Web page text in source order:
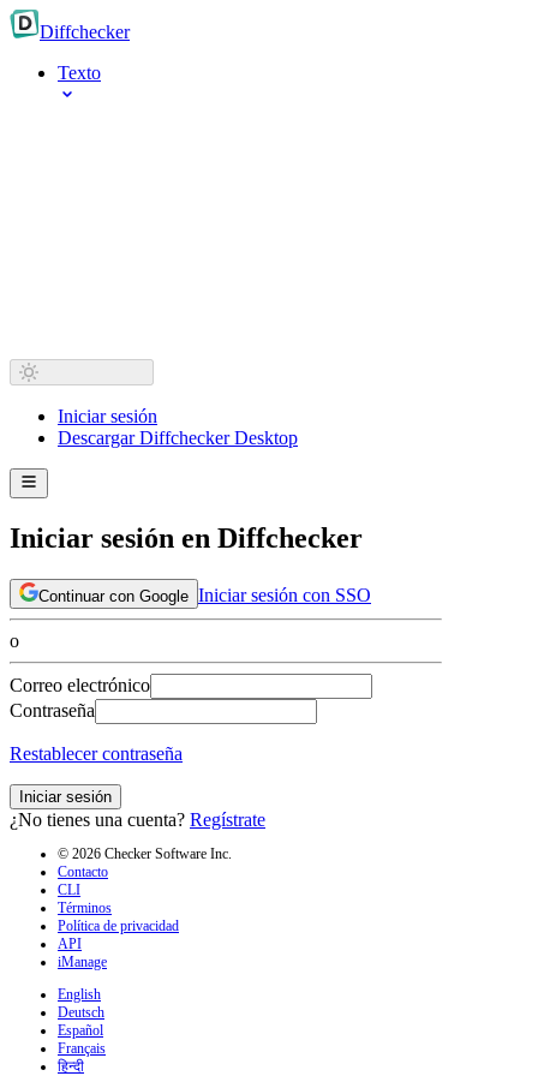
Diffchecker
Texto
Iniciar sesión
Descargar Diffchecker Desktop
Iniciar sesión en Diffchecker
Continuar con Google Iniciar sesión con SSO
o
Correo electrónico
Contraseña
Restablecer contraseña
Iniciar sesión
¿No tienes una cuenta? Regístrate
© 2026 Checker Software Inc.
Contacto
CLI
Términos
Política de privacidad
API
iManage
English
Deutsch
Español
Français
हिन्दी